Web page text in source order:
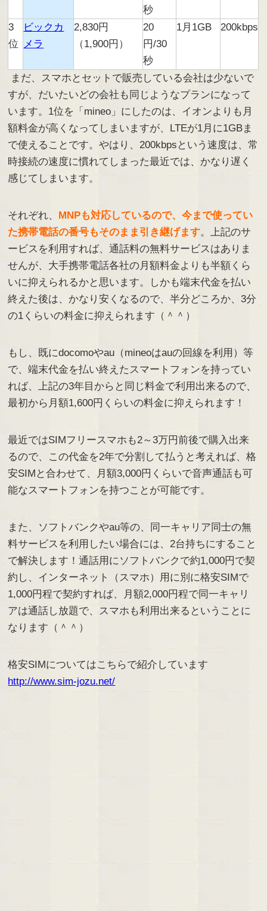
秒
3
位
ビックカ
メラ
2,830円
（1,900円）
20
円/30
秒
1月1GB 200kbps
まだ、スマホとセットで販売している会社は少ないで
すが、だいたいどの会社も同じようなプランになって
います。1位を「mineo」にしたのは、イオンよりも月
額料金が高くなってしまいますが、LTEが1月に1GBま
で使えることです。やはり、200kbpsという速度は、常
時接続の速度に慣れてしまった最近では、かなり遅く
感じてしまいます。
それぞれ、 MNPも対応しているので、今まで使ってい
た携帯電話の番号もそのまま引き継げます。上記のサ
ービスを利用すれば、通話料の無料サービスはありま
せんが、大手携帯電話各社の月額料金よりも半額くら
いに抑えられるかと思います。しかも端末代金を払い
終えた後は、かなり安くなるので、半分どころか、3分
の1くらいの料金に抑えられます（＾＾）
もし、既にdocomoやau（mineoはauの回線を利用）等
で、端末代金を払い終えたスマートフォンを持ってい
れば、上記の3年目からと同じ料金で利用出来るので、
最初から月額1,600円くらいの料金に抑えられます！
最近ではSIMフリースマホも2～3万円前後で購入出来
るので、この代金を2年で分割して払うと考えれば、格
安SIMと合わせて、月額3,000円くらいで音声通話も可
能なスマートフォンを持つことが可能です。
また、ソフトバンクやau等の、同一キャリア同士の無
料サービスを利用したい場合には、2台持ちにすること
で解決します！通話用にソフトバンクで約1,000円で契
約し、インターネット（スマホ）用に別に格安SIMで
1,000円程で契約すれば、月額2,000円程で同一キャリ
アは通話し放題で、スマホも利用出来るということに
なります（＾＾）
格安SIMについてはこちらで紹介しています
http://www.sim-jozu.net/